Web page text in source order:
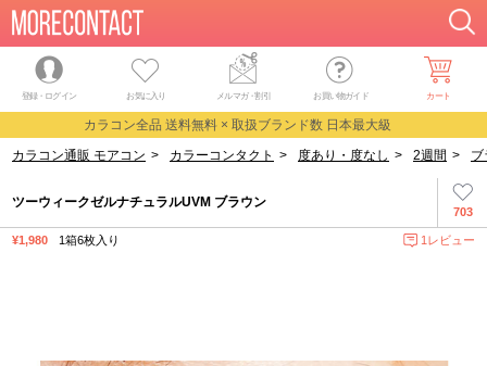
登録・ログイン お気に入り メルマガ・割引 お買い物ガイド カート
カラコン全品 送料無料 × 取扱ブランド数 日本最大級
カラコン通販 モアコン > カラーコンタクト > 度あり・度なし > 2週間 > ブ
703
ツーウィークゼルナチュラルUVM ブラウン
¥1,980 1箱6枚入り 1レビュー